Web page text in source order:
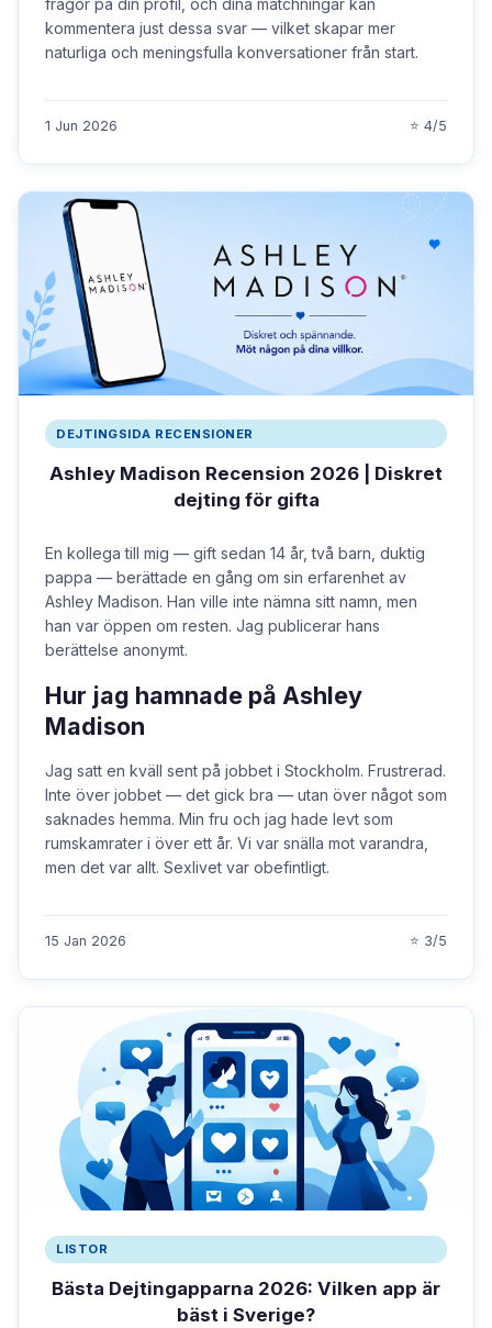
frågor på din profil, och dina matchningar kan
kommentera just dessa svar — vilket skapar mer
naturliga och meningsfulla konversationer från start.
1 Jun 2026 ⭐ 4/5
DEJTINGSIDA RECENSIONER
Ashley Madison Recension 2026 | Diskret
dejting för gifta
En kollega till mig — gift sedan 14 år, två barn, duktig
pappa — berättade en gång om sin erfarenhet av
Ashley Madison. Han ville inte nämna sitt namn, men
han var öppen om resten. Jag publicerar hans
berättelse anonymt.
Hur jag hamnade på Ashley
Madison
Jag satt en kväll sent på jobbet i Stockholm. Frustrerad.
Inte över jobbet — det gick bra — utan över något som
saknades hemma. Min fru och jag hade levt som
rumskamrater i över ett år. Vi var snälla mot varandra,
men det var allt. Sexlivet var obefintligt.
15 Jan 2026 ⭐ 3/5
LISTOR
Bästa Dejtingapparna 2026: Vilken app är
bäst i Sverige?